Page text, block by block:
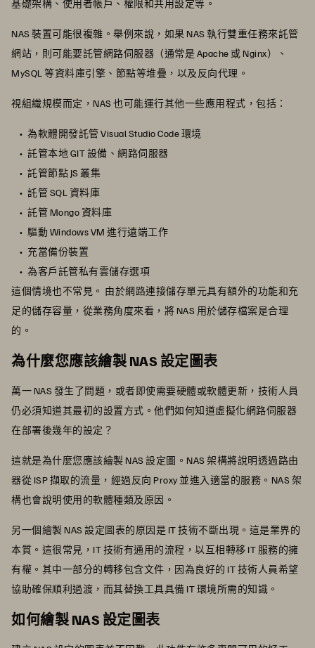
基礎架構、使用者帳戶、權限和共用設定等。
NAS 裝置可能很複雜。舉例來說，如果 NAS 執行雙重任務來託管
網站，則可能要託管網路伺服器（通常是 Apache 或 Nginx）、
MySQL 等資料庫引擎、節點等堆疊，以及反向代理。
視組織規模而定，NAS 也可能運行其他一些應用程式，包括：
為軟體開發託管 Visual Studio Code 環境
託管本地 GIT 設備、網路伺服器
託管節點 JS 叢集
託管 SQL 資料庫
託管 Mongo 資料庫
驅動 Windows VM 進行遠端工作
充當備份裝置
為客戶託管私有雲儲存選項
這個情境也不常見。 由於網路連接儲存單元具有額外的功能和充
足的儲存容量，從業務角度來看，將 NAS 用於儲存檔案是合理
的。
為什麼您應該繪製 NAS 設定圖表
萬一 NAS 發生了問題，或者即使需要硬體或軟體更新，技術人員
仍必須知道其最初的設置方式。他們如何知道虛擬化網路伺服器
在部署後幾年的設定？
這就是為什麼您應該繪製 NAS 設定圖。NAS 架構將說明透過路由
器從 ISP 擷取的流量，經過反向 Proxy 並進入適當的服務。NAS 架
構也會說明使用的軟體種類及原因。
另一個繪製 NAS 設定圖表的原因是 IT 技術不斷出現。這是業界的
本質。這很常見，IT 技術有通用的流程，以互相轉移 IT 服務的擁
有權。其中一部分的轉移包含文件，因為良好的 IT 技術人員希望
協助確保順利過渡，而其替換工具具備 IT 環境所需的知識。
如何繪製 NAS 設定圖表